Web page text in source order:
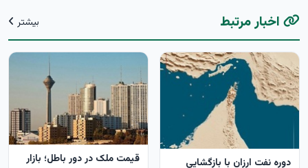
اخبار مرتبط بیشتر
دوره نفت ارزان با بازگشایی
قیمت ملک در دور باطل؛ بازار